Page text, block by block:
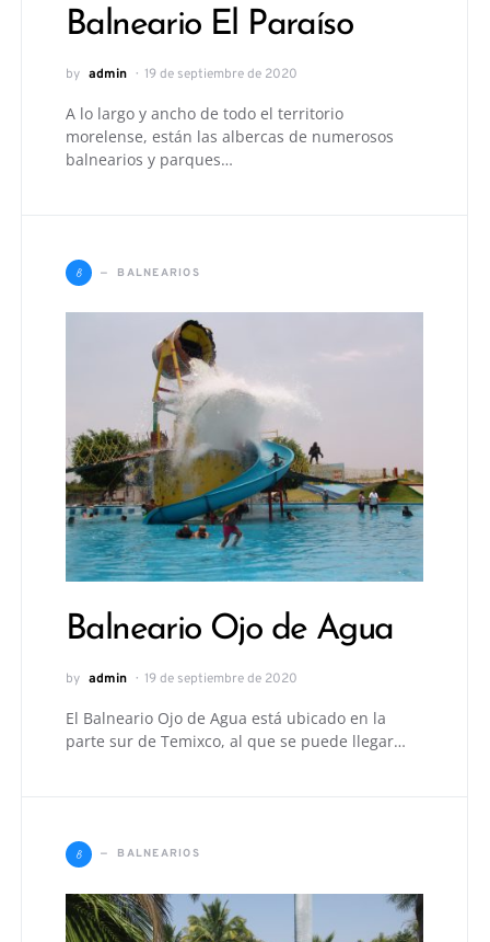
Balneario El Paraíso
by admin 19 de septiembre de 2020
A lo largo y ancho de todo el territorio
morelense, están las albercas de numerosos
balnearios y parques…
B BALNEARIOS
Balneario Ojo de Agua
by admin 19 de septiembre de 2020
El Balneario Ojo de Agua está ubicado en la
parte sur de Temixco, al que se puede llegar…
B BALNEARIOS